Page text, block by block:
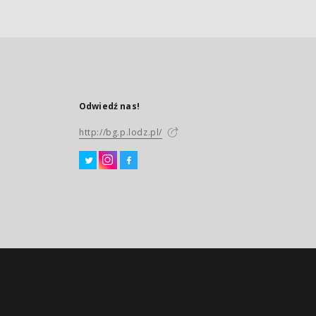
Odwiedź nas!
http://bg.p.lodz.pl/